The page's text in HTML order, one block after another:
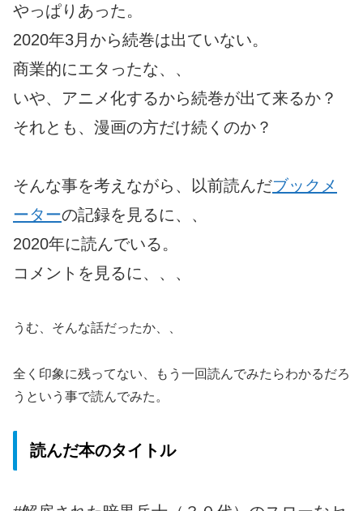
やっぱりあった。
2020年3月から続巻は出ていない。
商業的にエタったな、、
いや、アニメ化するから続巻が出て来るか？
それとも、漫画の方だけ続くのか？
そんな事を考えながら、以前読んだブックメ
ーターの記録を見るに、、
2020年に読んでいる。
コメントを見るに、、、
うむ、そんな話だったか、、
全く印象に残ってない、もう一回読んでみたらわかるだろ
うという事で読んでみた。
読んだ本のタイトル